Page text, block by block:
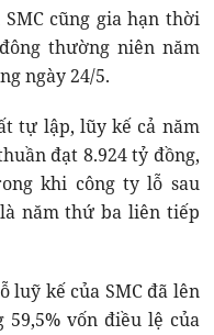
cũng gia hạn thời
thường niên năm
ngày 24/5.
tự lập, lũy kế cả năm
đạt 8.924 tỷ đồng,
khi công ty lỗ sau
năm thứ ba liên tiếp
luỹ kế của SMC đã lên
vốn điều lệ của